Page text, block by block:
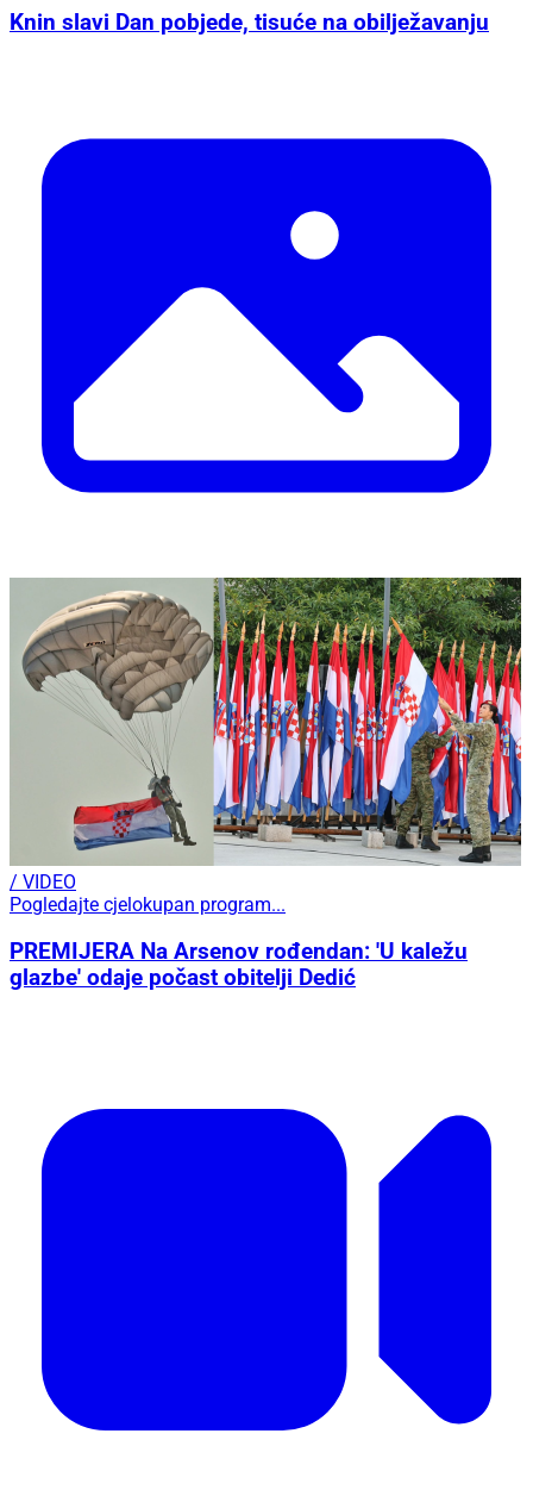
Knin slavi Dan pobjede, tisuće na obilježavanju
/ VIDEO
Pogledajte cjelokupan program...
PREMIJERA Na Arsenov rođendan: 'U kaležu
glazbe' odaje počast obitelji Dedić